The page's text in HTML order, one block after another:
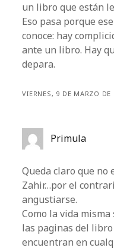
un libro que están
Eso pasa porque
conoce: hay
ante un libro. Hay
depara.
VIERNES, 9 DE MARZO DE
Primula
Queda claro que no
Zahir…por el
angustiarse.
Como la vida
las paginas del
encuentran en